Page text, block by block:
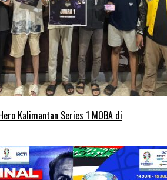
Kalimantan Series 1 MOBA di